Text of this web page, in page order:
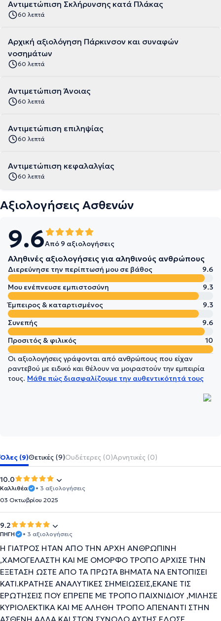
Αντιμετώπιση Σκλήρυνσης κατά Πλάκας
60 λεπτά
Αρχική αξιολόγηση Πάρκινσον και συναφών
νοσημάτων
60 λεπτά
Αντιμετώπιση Άνοιας
60 λεπτά
Αντιμετώπιση επιληψίας
60 λεπτά
Αντιμετώπιση κεφαλαλγίας
60 λεπτά
Αξιολογήσεις Ασθενών
9.6Από 9 αξιολογήσεις
Αληθινές αξιολογήσεις για αληθινούς ανθρώπους
Διερεύνησε την περίπτωσή μου σε βάθος
9.6
Μου ενέπνευσε εμπιστοσύνη
9.3
Έμπειρος & καταρτισμένος
9.3
Συνεπής
9.6
Προσιτός & φιλικός
10
Οι αξιολογήσεις γράφονται από ανθρώπους που είχαν
ραντεβού με ειδικό και θέλουν να μοιραστούν την εμπειρία
τους. Μάθε πώς διασφαλίζουμε την αυθεντικότητά τους
Όλες (9)Θετικές (9)Ουδέτερες (0)Αρνητικές (0)
10.0
Καλλιθέα
• 3 αξιολογήσεις
03 Οκτωβρίου 2025
9.2
ΠΗΓΗ • 3 αξιολογήσεις
Η ΓΙΑΤΡΟΣ ΗΤΑΝ ΑΠΟ ΤΗΝ ΑΡΧΗ ΑΝΘΡΩΠΙΝΗ
,ΧΑΜΟΓΕΛΑΣΤΗ ΚΑΙ ΜΕ ΟΜΟΡΦΟ ΤΡΟΠΟ ΑΡΧΙΣΕ ΤΗΝ
ΕΞΕΤΑΣΗ ΩΣΤΕ ΑΠΟ ΤΑ ΠΡΩΤΑ ΒΗΜΑΤΑ ΝΑ ΕΝΤΟΠΙΣΕΙ
ΚΑΤΙ.ΚΡΑΤΗΣΕ ΑΝΑΛΥΤΙΚΕΣ ΣΗΜΕΙΩΣΕΙΣ,ΕΚΑΝΕ ΤΙΣ
ΕΡΩΤΗΣΕΙΣ ΠΟΥ ΕΠΡΕΠΕ ΜΕ ΤΡΟΠΟ ΠΑΙΧΝΙΔΙΟΥ ,ΜΙΛΗΣΕ
ΚΥΡΙΟΛΕΚΤΙΚΑ ΚΑΙ ΜΕ ΑΛΗΘΗ ΤΡΟΠΟ ΑΠΕΝΑΝΤΙ ΣΤΗΝ
ΑΣΘΕΝΗ ΑΛΛΑ ΚΑΙ ΣΤΟΝ ΣΥΝΟΔΟ ΑΥΤΗΣ.ΕΔΩΣΕ